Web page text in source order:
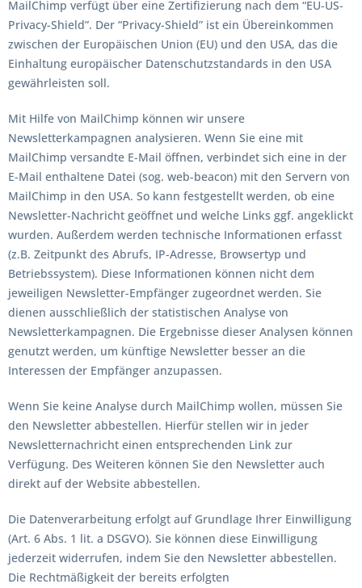
MailChimp verfügt über eine Zertifizierung nach dem “EU-US-
Privacy-Shield”. Der “Privacy-Shield” ist ein Übereinkommen
zwischen der Europäischen Union (EU) und den USA, das die
Einhaltung europäischer Datenschutzstandards in den USA
gewährleisten soll.
Mit Hilfe von MailChimp können wir unsere
Newsletterkampagnen analysieren. Wenn Sie eine mit
MailChimp versandte E-Mail öffnen, verbindet sich eine in der
E-Mail enthaltene Datei (sog. web-beacon) mit den Servern von
MailChimp in den USA. So kann festgestellt werden, ob eine
Newsletter-Nachricht geöffnet und welche Links ggf. angeklickt
wurden. Außerdem werden technische Informationen erfasst
(z.B. Zeitpunkt des Abrufs, IP-Adresse, Browsertyp und
Betriebssystem). Diese Informationen können nicht dem
jeweiligen Newsletter-Empfänger zugeordnet werden. Sie
dienen ausschließlich der statistischen Analyse von
Newsletterkampagnen. Die Ergebnisse dieser Analysen können
genutzt werden, um künftige Newsletter besser an die
Interessen der Empfänger anzupassen.
Wenn Sie keine Analyse durch MailChimp wollen, müssen Sie
den Newsletter abbestellen. Hierfür stellen wir in jeder
Newsletternachricht einen entsprechenden Link zur
Verfügung. Des Weiteren können Sie den Newsletter auch
direkt auf der Website abbestellen.
Die Datenverarbeitung erfolgt auf Grundlage Ihrer Einwilligung
(Art. 6 Abs. 1 lit. a DSGVO). Sie können diese Einwilligung
jederzeit widerrufen, indem Sie den Newsletter abbestellen.
Die Rechtmäßigkeit der bereits erfolgten